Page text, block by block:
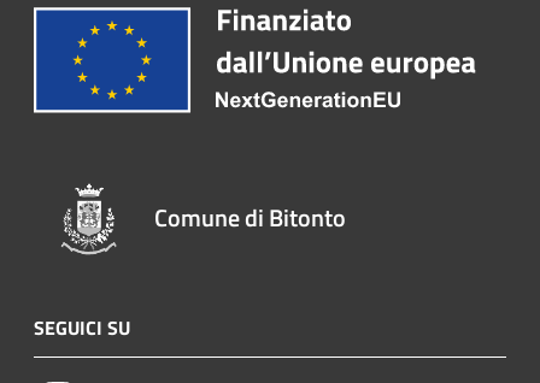
Comune di Bitonto
SEGUICI SU